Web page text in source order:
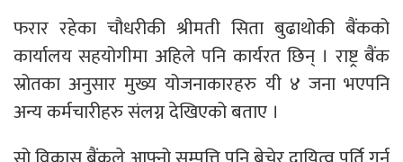
फरार रहेका चौधरीकी श्रीमती सिता बुढाथोकी बैंकको
कार्यालय सहयोगीमा अहिले पनि कार्यरत छिन् । राष्ट्र बैंक
स्रोतका अनुसार मुख्य योजनाकारहरु यी ४ जना भएपनि
अन्य कर्मचारीहरु संलग्न देखिएको बताए ।